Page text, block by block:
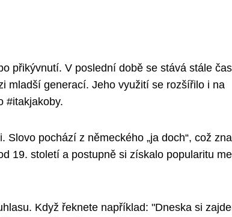
přikývnutí. V poslední době se stává stále
mladší generací. Jeho využití se rozšířilo i na
#itakjakoby.
pochází z německého „ja doch“, což
19. století a postupně si získalo popularitu
Když řeknete například: "Dneska si